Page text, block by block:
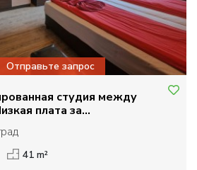
Отправьте запрос
студия между
плата за
41 m²